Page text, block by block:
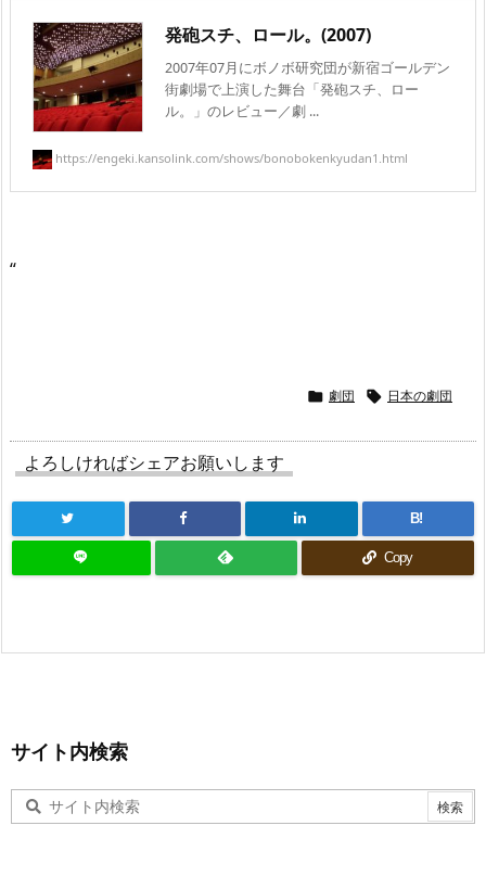
発砲スチ、ロール。(2007)
2007年07月にボノボ研究団が新宿ゴールデン
街劇場で上演した舞台「発砲スチ、ロー
ル。」のレビュー／劇 ...
https://engeki.kansolink.com/shows/bonobokenkyudan1.html
“
 劇団  日本の劇団
よろしければシェアお願いします
B!
Copy
サイト内検索